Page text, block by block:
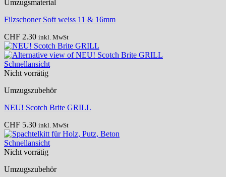
Umzugsmaterial
Filzschoner Soft weiss 11 & 16mm
CHF 2.30 inkl. MwSt
Schnellansicht
Nicht vorrätig
Umzugszubehör
NEU! Scotch Brite GRILL
CHF 5.30 inkl. MwSt
Schnellansicht
Nicht vorrätig
Umzugszubehör